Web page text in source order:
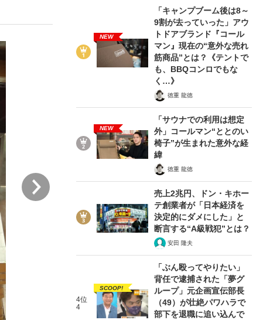
が悲しい」『北の国から』倉本聰氏（91...
、目撃せよ。
5/23
NEW
「キャンプブーム後は8～
9割が去っていった」アウ
トドアブランド『コール
マン』現在の“意外な売れ
筋商品”とは？《テントで
も、BBQコンロでもな
く…》
徳重 龍徳
NEW
「サウナでの利用は想定
外」コールマン“ととのい
椅子”が生まれた意外な経
緯
徳重 龍徳
売上2兆円、ドン・キホー
テ創業者が「日本経済を
決定的にダメにした」と
断言する“A級戦犯”とは？
安田 隆夫
4位
4
SCOOP!
「ぶん殴ってやりたい」
背任で逮捕された「夢グ
ループ」元企画宣伝部長
（49）が壮絶パワハラで
部下を退職に追い込んで